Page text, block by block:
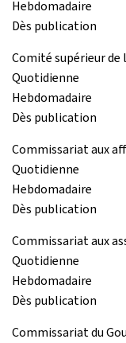
Hebdomadaire
Dès publication
Comité supérieur
Quotidienne
Hebdomadaire
Dès publication
Commissariat aux
Quotidienne
Hebdomadaire
Dès publication
Commissariat aux
Quotidienne
Hebdomadaire
Dès publication
Commissariat du